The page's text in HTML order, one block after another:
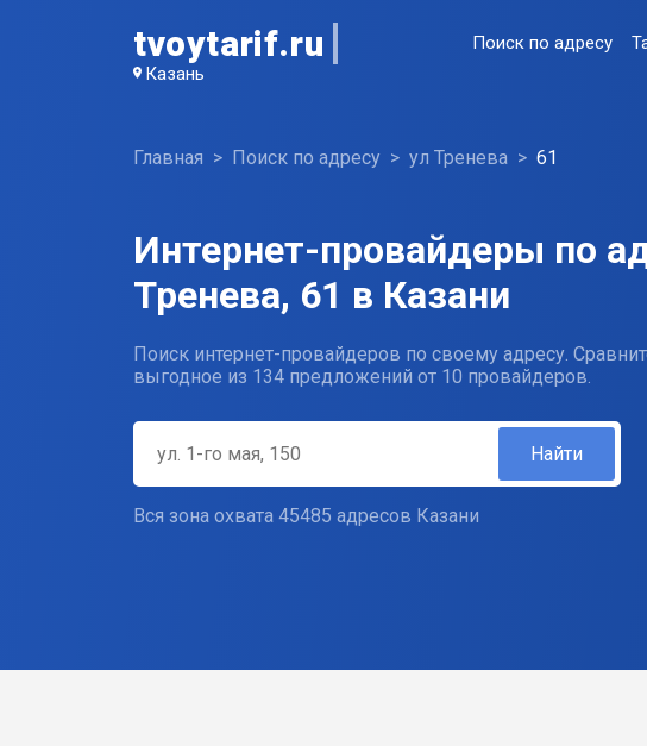
tvoytarif.ru
Казань
Поиск по адресу
Главная Поиск по адресу ул Тренева 61
Интернет-провайдеры по
Тренева, 61 в Казани
Поиск интернет-провайдеров по своему адресу.
выгодное из 134 предложений от 10 провайдеров.
Найти
Вся зона охвата 45485 адресов Казани